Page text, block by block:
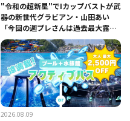
"令和の超新星"でIカップバストが武
器の新世代グラビアン・山田あい
「今回の週プレさんは過去最大露出
で、楽しみでウキウキしていまし
た」
2026.08.09